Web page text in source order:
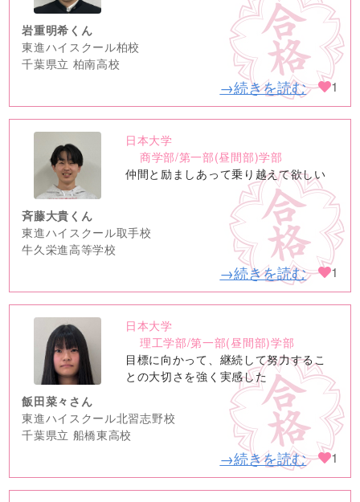
岩重明希くん
東進ハイスクール柏校
千葉県立 柏南高校
→続きを読む 1
no
image
日本大学
商学部/第一部(昼間部)学部
仲間と励ましあって乗り越えて欲しい
斉藤大貴くん
東進ハイスクール取手校
牛久栄進高等学校
→続きを読む 1
no
image
日本大学
理工学部/第一部(昼間部)学部
目標に向かって、継続して努力するこ
との大切さを強く実感した
飯田菜々さん
東進ハイスクール北習志野校
千葉県立 船橋東高校
→続きを読む 1